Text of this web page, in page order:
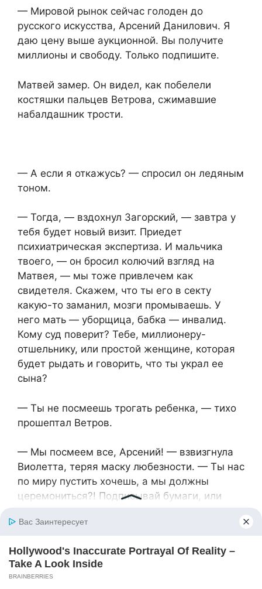
— Мировой рынок сейчас голоден до
русского искусства, Арсений Данилович. Я
даю цену выше аукционной. Вы получите
миллионы и свободу. Только подпишите.
Матвей замер. Он видел, как побелели
костяшки пальцев Ветрова, сжимавшие
набалдашник трости.
— А если я откажусь? — спросил он ледяным
тоном.
— Тогда, — вздохнул Загорский, — завтра у
тебя будет новый визит. Приедет
психиатрическая экспертиза. И мальчика
твоего, — он бросил колючий взгляд на
Матвея, — мы тоже привлечем как
свидетеля. Скажем, что ты его в секту
какую-то заманил, мозги промываешь. У
него мать — уборщица, бабка — инвалид.
Кому суд поверит? Тебе, миллионеру-
отшельнику, или простой женщине, которая
будет рыдать и говорить, что ты украл ее
сына?
— Ты не посмеешь трогать ребенка, — тихо
прошептал Ветров.
— Мы посмеем все, Арсений! — взвизгнула
Виолетта, теряя маску любезности. — Ты нас
по миру пустить хочешь, а мы должны
церемониться?! Подписывай бумаги, или
мамаша сгниет в тюрьме за соучастие в
Матвей почувствовал, как земля уходит из-